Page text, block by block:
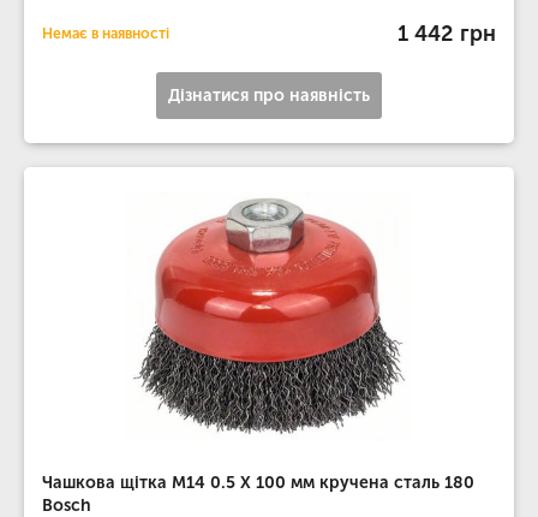
Немає в наявності 1 442 грн
Дізнатися про наявність
Чашкова щітка M14 0.5 X 100 мм кручена сталь 180
Bosch